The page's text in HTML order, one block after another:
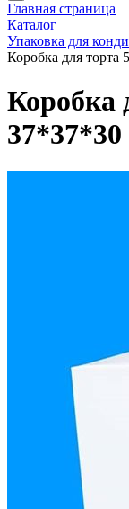
Главная страница
Каталог
Упаковка для
Коробка для
Коробка